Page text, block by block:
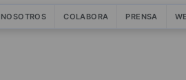
NOSOTROS COLABORA PRENSA